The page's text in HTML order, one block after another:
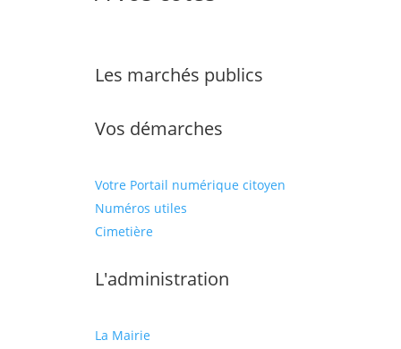
Les marchés publics
Vos démarches
Votre Portail numérique citoyen
Numéros utiles
Cimetière
L'administration
La Mairie